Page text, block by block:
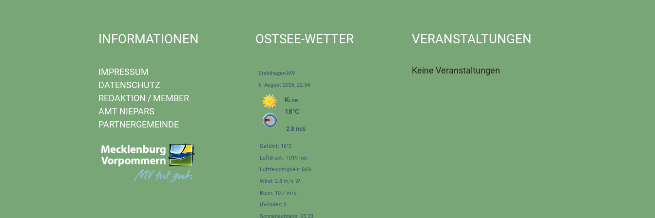
INFORMATIONEN
IMPRESSUM
DATENSCHUTZ
REDAKTION / MEMBER
AMT NIEPARS
PARTNERGEMEINDE
OSTSEE-WETTER
Steinhagen-MV
6. August 2026, 22:34
Klar
18°C
2.8 m/s
Gefühlt: 16°C
Luftdruck: 1019 mb
Luftfeuchtigkeit: 66%
Wind: 2.8 m/s W
Böen: 10.7 m/s
UV-Index: 0
Sonnenaufgang: 05:33
VERANSTALTUNGEN
Keine Veranstaltungen